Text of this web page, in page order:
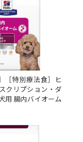
［特別療法食］ヒ
クリプション・ダ
用 腸内バイオーム